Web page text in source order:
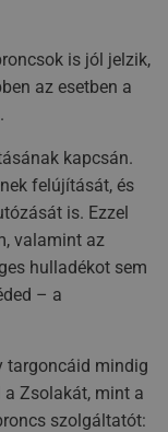
is jól jelzik,
az esetben a
kapcsán.
felújítását, és
is. Ezzel
valamint az
hulladékot sem
– a
targoncáid mindig
Zsolakát, mint a
szolgáltatót: